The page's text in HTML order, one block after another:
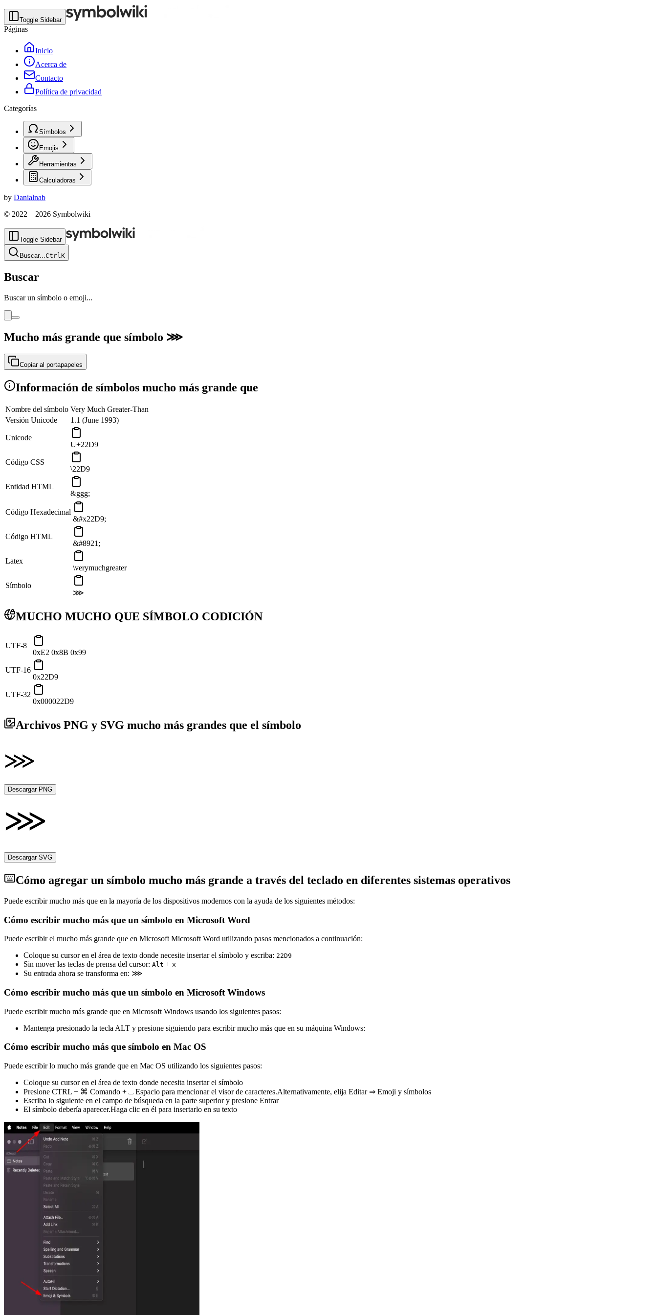
Toggle Sidebar
Páginas
Inicio
Acerca de
Contacto
Política de privacidad
Categorías
Símbolos
Emojis
Herramientas
Calculadoras
by Danialnab
© 2022 – 2026 Symbolwiki
Toggle Sidebar
Buscar...CtrlK
Buscar
Buscar un símbolo o emoji...
Mucho más grande que símbolo ⋙
Copiar al portapapeles
Información de símbolos mucho más grande que
Nombre del símbolo Very Much Greater-Than
Versión Unicode
1.1 (June 1993)
Unicode
U+22D9
Código CSS
\22D9
Entidad HTML
&ggg;
Código Hexadecimal
&#x22D9;
Código HTML
&#8921;
Latex
\verymuchgreater
Símbolo
⋙
MUCHO MUCHO QUE SÍMBOLO CODICIÓN
UTF-8
0xE2 0x8B 0x99
UTF-16
0x22D9
UTF-32
0x000022D9
Archivos PNG y SVG mucho más grandes que el símbolo
Descargar PNG
Descargar SVG
Cómo agregar un símbolo mucho más grande a través del teclado en diferentes sistemas operativos
Puede escribir mucho más que en la mayoría de los dispositivos modernos con la ayuda de los siguientes métodos:
Cómo escribir mucho más que un símbolo en Microsoft Word
Puede escribir el mucho más grande que en Microsoft Microsoft Word utilizando pasos mencionados a continuación:
Coloque su cursor en el área de texto donde necesite insertar el símbolo y escriba: 22D9
Sin mover las teclas de prensa del cursor: Alt + x
Su entrada ahora se transforma en: ⋙
Cómo escribir mucho más que un símbolo en Microsoft Windows
Puede escribir mucho más grande que en Microsoft Windows usando los siguientes pasos:
Mantenga presionado la tecla ALT y presione siguiendo para escribir mucho más que en su máquina Windows:
Cómo escribir mucho más que símbolo en Mac OS
Puede escribir lo mucho más grande que en Mac OS utilizando los siguientes pasos:
Coloque su cursor en el área de texto donde necesita insertar el símbolo
Presione CTRL + ⌘ Comando + ⎵ Espacio para mencionar el visor de caracteres.Alternativamente, elija Editar ⇒ Emoji y símbolos
Escriba lo siguiente en el campo de búsqueda en la parte superior y presione Entrar
El símbolo debería aparecer.Haga clic en él para insertarlo en su texto